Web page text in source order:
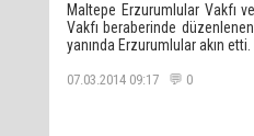
Maltepe Erzurumlular Vakfı
Vakfı beraberinde
yanında Erzurumlular akın
07.03.2014 09:17 💬 0